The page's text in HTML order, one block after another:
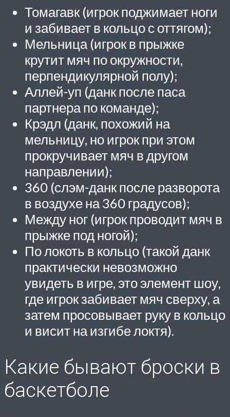
Томагавк (игрок поджимает ноги
и забивает в кольцо с оттягом);
Мельница (игрок в прыжке
крутит мяч по окружности,
перпендикулярной полу);
Аллей-уп (данк после паса
партнера по команде);
Крэдл (данк, похожий на
мельницу, но игрок при этом
прокручивает мяч в другом
направлении);
360 (слэм-данк после разворота
в воздухе на 360 градусов);
Между ног (игрок проводит мяч в
прыжке под ногой);
По локоть в кольцо (такой данк
практически невозможно
увидеть в игре, это элемент шоу,
где игрок забивает мяч сверху, а
затем просовывает руку в кольцо
и висит на изгибе локтя).
Какие бывают броски в
баскетболе